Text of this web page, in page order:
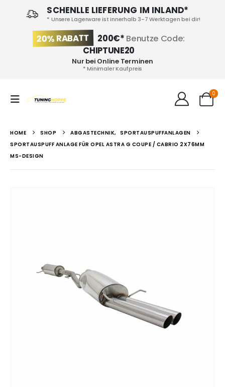
SCHENLLE LIEFERUNG IM INLAND*
* Unsere Lagerware ist innerhalb 3-7 Werktagen bei dir!
20% RABATT 200€* Benutze Code:
CHIPTUNE20
Nur bei Online Terminen
* Minimaler Kaufpreis
0
HOME SHOP ABGASTECHNIK, SPORTAUSPUFFANLAGEN
SPORTAUSPUFF ANLAGE FÜR OPEL ASTRA G COUPE / CABRIO 2X76MM
MS-DESIGN